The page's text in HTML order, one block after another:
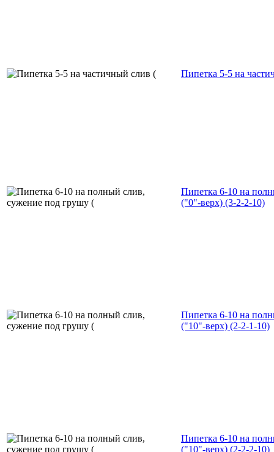
Пипетка 5-5 на
Пипетка 6-10 на
("0"-верх) (3-2-2-10)
Пипетка 6-10 на
("10"-верх) (2-2-1-10)
Пипетка 6-10 на
("10"-верх) (2-2-2-10)